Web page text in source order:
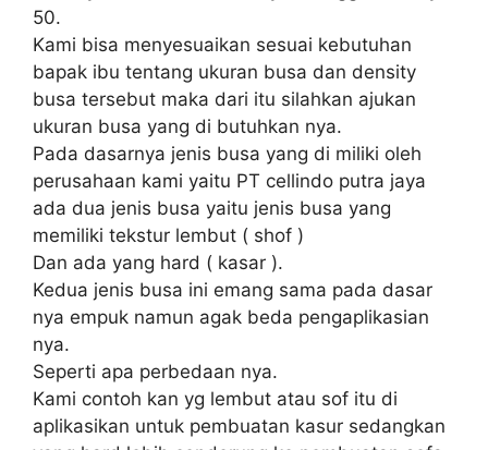
50.
Kami bisa menyesuaikan sesuai kebutuhan
bapak ibu tentang ukuran busa dan density
busa tersebut maka dari itu silahkan ajukan
ukuran busa yang di butuhkan nya.
Pada dasarnya jenis busa yang di miliki oleh
perusahaan kami yaitu PT cellindo putra jaya
ada dua jenis busa yaitu jenis busa yang
memiliki tekstur lembut ( shof )
Dan ada yang hard ( kasar ).
Kedua jenis busa ini emang sama pada dasar
nya empuk namun agak beda pengaplikasian
nya.
Seperti apa perbedaan nya.
Kami contoh kan yg lembut atau sof itu di
aplikasikan untuk pembuatan kasur sedangkan